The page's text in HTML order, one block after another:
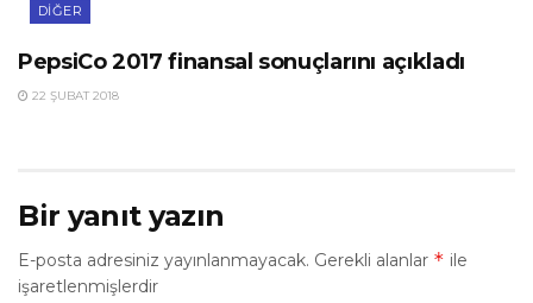
DIĞER
PepsiCo 2017 finansal sonuçlarını açıkladı
22 ŞUBAT 2018
Bir yanıt yazın
E-posta adresiniz yayınlanmayacak. Gerekli alanlar * ile
işaretlenmişlerdir